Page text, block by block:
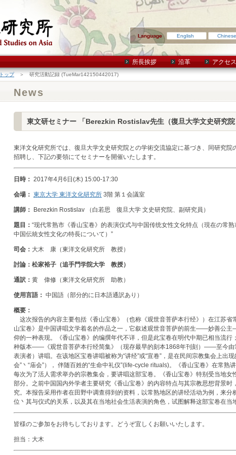
English Chinese
所長挨拶 沿革 アクセス
トップ＞ 研究活動記録 (TueMar142150442017)
News
東文研セミナー 「Berezkin Rostislav先生（復旦大学文史研究
東洋文化研究所では、復旦大学文史研究院との学術交流協定に基づき、同研究
招聘し、下記の要領にてセミナーを開催いたします。
日時： 2017年4月6日(木) 15:00-17:30
会場： 東京大学 東洋文化研究所 3階 第１会議室
講師： Berezkin Rostislav （白若思 復旦大学 文史研究院、副研究員）
題目： “现代常熟市《香山宝卷》的表演仪式与中国传统女性文化特点（現在の常
中国伝統女性文化の特長について）”
司会： 大木 康（東洋文化研究所 教授）
討論： 松家裕子（追手門学院大学 教授）
通訳： 黄 偉修（東洋文化研究所 助教）
使用言語： 中国語（部分的に日本語通訳あり）
概要：
这次报告的内容主要包括《香山宝卷》（也称《观世音菩萨本行经》）在江苏省
山宝卷》是中国讲唱文学着名的作品之一，它叙述观世音菩萨的前生——妙善公
仰的一种表现。《香山宝卷》的编撰年代不详，但是此宝卷在明代中期已相当流行
种版本——《观世音菩萨本行经简集》（现存最早的刻本1868年刊刻）——至今由
表演者）讲唱。在该地区宝卷讲唱被称为“讲经”或“宣卷”，是在民间宗教集会上出
会”丶“庙会”）， 伴随百姓的“生命中礼仪”(life-cycle rituals)。《香山宝卷》在常熟
每次为了活人需求举办的宗教集会，要讲唱这部宝卷。《香山宝卷》特别受当地女
部分。之前中国国内外学者主要研究《香山宝卷》的内容特点与其宗教思想背景时
究。本报告采用作者在田野中调查得到的资料，以常熟地区的讲经活动为例，来
位丶其与仪式的关系，以及其在当地社会生活表演的角色，试图解释这部宝卷在当
皆様のご参加をお待ちしております。どうぞ宜しくお願いいたします。
担当：大木